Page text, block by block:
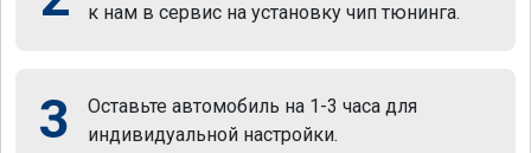
к нам в сервис на установку чип тюнинга.
3
Оставьте автомобиль на 1-3 часа для
индивидуальной настройки.